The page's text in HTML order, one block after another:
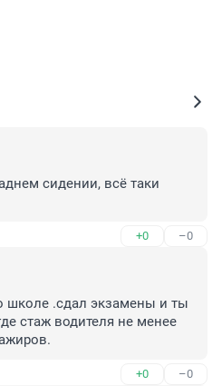
сидении, всё таки
+0 –0
школе .сдал экзамены и ты
стаж водителя не менее
+0 –0